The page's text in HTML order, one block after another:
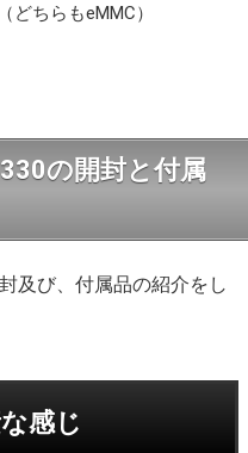
どちらもeMMC）
の開封と付属
及び、付属品の紹介をし
感じ